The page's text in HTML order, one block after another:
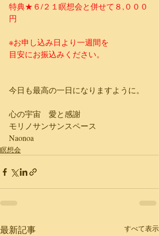
特典★６/２１瞑想会と併せて８,０００
円
※お申し込み日より一週間を
目安にお振込みください。
今日も最高の一日になりますように。
心の宇宙　愛と感謝
モリノサンサンスペース
Naonoa
瞑想会
最新記事 すべて表示